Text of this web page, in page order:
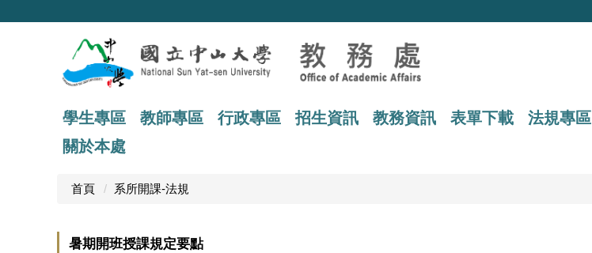
學生專區 教師專區 行政專區 招生資訊 教務資訊 表單下載 法規專區
關於本處
首頁 系所開課-法規
暑期開班授課規定要點